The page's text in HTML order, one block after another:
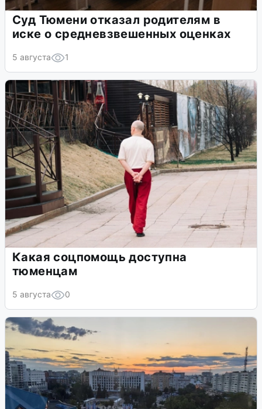
Суд Тюмени отказал родителям в
иске о средневзвешенных оценках
5 августа 1
Какая соцпомощь доступна
тюменцам
5 августа 0